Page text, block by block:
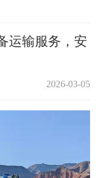
运输服务，安
2026-03-05